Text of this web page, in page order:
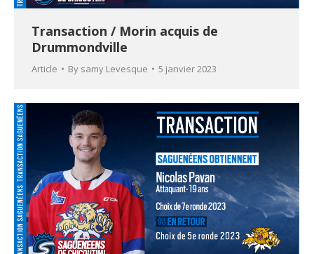
Transaction / Morin acquis de
Drummondville
Article By samy Levesque 5 janvier 2023